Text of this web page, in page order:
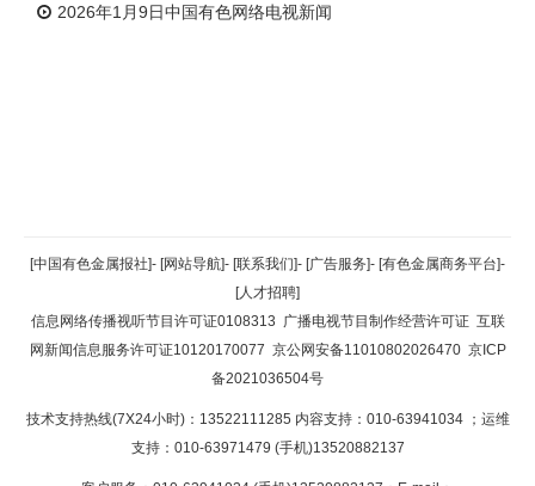
2026年1月9日中国有色网络电视新闻
返回顶部
返回首页
[中国有色金属报社]- [网站导航]- [联系我们]- [广告服务]- [有色金属商务平台]-
[人才招聘]
信息网络传播视听节目许可证0108313 广播电视节目制作经营许可证 互联
网新闻信息服务许可证10120170077 京公网安备11010802026470 京ICP
备2021036504号
技术支持热线(7X24小时)：13522111285 内容支持：010-63941034 ；运维
支持：010-63971479 (手机)13520882137